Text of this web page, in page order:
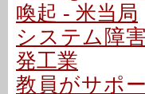
喚起 - 米当局
システム障
発工業
教員がサポ